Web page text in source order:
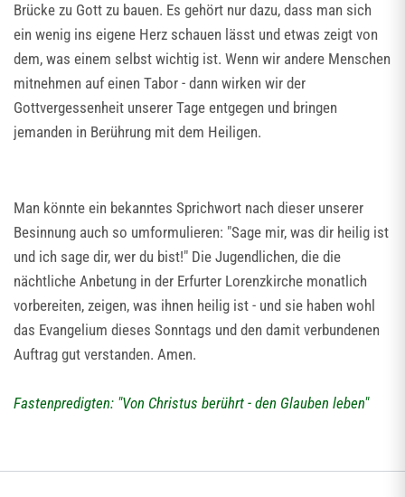
Brücke zu Gott zu bauen. Es gehört nur dazu, dass man sich
ein wenig ins eigene Herz schauen lässt und etwas zeigt von
dem, was einem selbst wichtig ist. Wenn wir andere Menschen
mitnehmen auf einen Tabor - dann wirken wir der
Gottvergessenheit unserer Tage entgegen und bringen
jemanden in Berührung mit dem Heiligen.
Man könnte ein bekanntes Sprichwort nach dieser unserer
Besinnung auch so umformulieren: "Sage mir, was dir heilig ist
und ich sage dir, wer du bist!" Die Jugendlichen, die die
nächtliche Anbetung in der Erfurter Lorenzkirche monatlich
vorbereiten, zeigen, was ihnen heilig ist - und sie haben wohl
das Evangelium dieses Sonntags und den damit verbundenen
Auftrag gut verstanden. Amen.
Fastenpredigten: "Von Christus berührt - den Glauben leben"